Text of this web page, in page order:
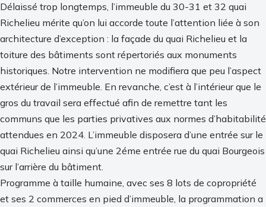
Délaissé trop longtemps, l’immeuble du 30-31 et 32 quai
Richelieu mérite qu’on lui accorde toute l’attention liée à son
architecture d’exception : la façade du quai Richelieu et la
toiture des bâtiments sont répertoriés aux monuments
historiques. Notre intervention ne modifiera que peu l’aspect
extérieur de l’immeuble. En revanche, c’est à l’intérieur que le
gros du travail sera effectué afin de remettre tant les
communs que les parties privatives aux normes d’habitabilité
attendues en 2024. L’immeuble disposera d’une entrée sur le
quai Richelieu ainsi qu’une 2éme entrée rue du quai Bourgeois
sur l’arrière du bâtiment.
Programme à taille humaine, avec ses 8 lots de copropriété
et ses 2 commerces en pied d’immeuble, la programmation a